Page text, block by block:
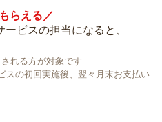
らえる／
ビスの担当になると、
れる方が対象です
スの初回実施後、翌々月末お支払い